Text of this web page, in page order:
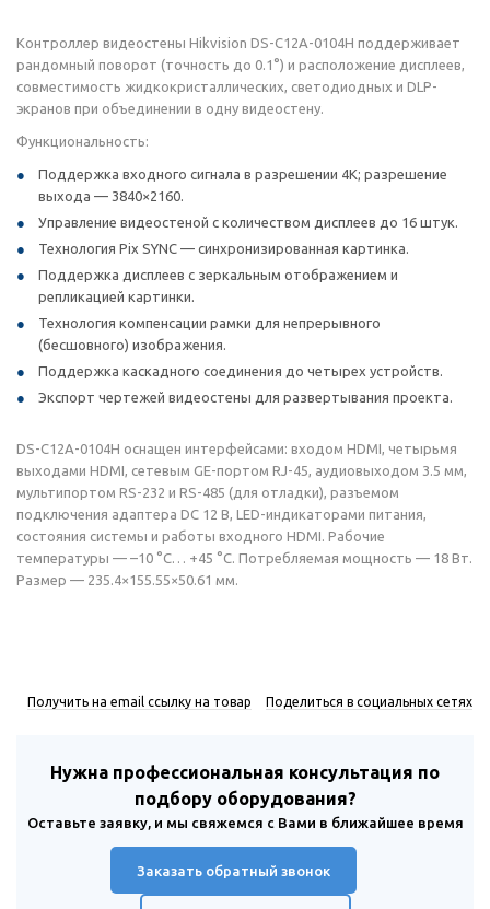
Контроллер видеостены Hikvision DS-C12A-0104H поддерживает
рандомный поворот (точность до 0.1°) и расположение дисплеев,
совместимость жидкокристаллических, светодиодных и DLP-
экранов при объединении в одну видеостену.
Функциональность:
Поддержка входного сигнала в разрешении 4K; разрешение
выхода — 3840×2160.
Управление видеостеной с количеством дисплеев до 16 штук.
Технология Pix SYNC — синхронизированная картинка.
Поддержка дисплеев с зеркальным отображением и
репликацией картинки.
Технология компенсации рамки для непрерывного
(бесшовного) изображения.
Поддержка каскадного соединения до четырех устройств.
Экспорт чертежей видеостены для развертывания проекта.
DS-C12A-0104H оснащен интерфейсами: входом HDMI, четырьмя
выходами HDMI, сетевым GE-портом RJ-45, аудиовыходом 3.5 мм,
мультипортом RS-232 и RS-485 (для отладки), разъемом
подключения адаптера DC 12 В, LED-индикаторами питания,
состояния системы и работы входного HDMI. Рабочие
температуры — –10 °C… +45 °C. Потребляемая мощность — 18 Вт.
Размер — 235.4×155.55×50.61 мм.
Получить на email ссылку на товар Поделиться в социальных сетях
Нужна профессиональная консультация по
подбору оборудования?
Оставьте заявку, и мы свяжемся с Вами в ближайшее время
Заказать обратный звонок